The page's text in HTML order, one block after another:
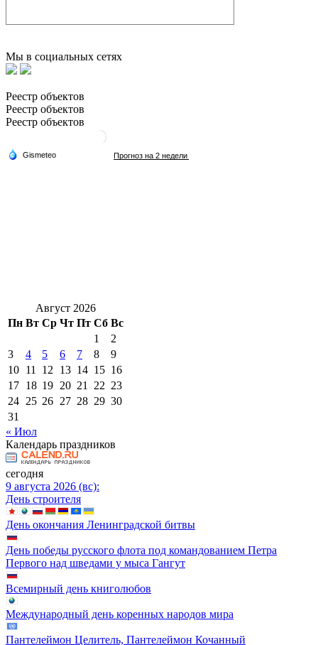
Мы в социальных сетях
Реестр объектов
Реестр объектов
Реестр объектов
Август 2026
Пн Вт Ср Чт Пт Сб Вс
1
2
3
4 5 6 7 8
9
10 11 12 13 14 15 16
17 18 19 20 21 22 23
24 25 26 27 28 29 30
31
« Июл
Календарь праздников
сегодня
9 августа 2026 (вс):
День строителя
День окончания Ленинградской битвы
День победы русского флота под командованием Петра
Первого над шведами у мыса Гангут
Всемирный день книголюбов
Международный день коренных народов мира
Пантелеймон Целитель, Пантелеймон Кочанный